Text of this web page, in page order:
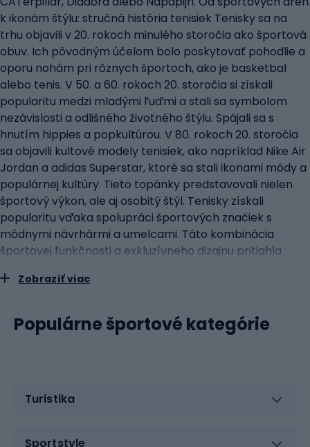
k ikonám štýlu: stručná história tenisiek Tenisky sa na
trhu objavili v 20. rokoch minulého storočia ako športová
obuv. Ich pôvodným účelom bolo poskytovať pohodlie a
oporu nohám pri rôznych športoch, ako je basketbal
alebo tenis. V 50. a 60. rokoch 20. storočia si získali
popularitu medzi mladými ľuďmi a stali sa symbolom
nezávislosti a odlišného životného štýlu. Spájali sa s
hnutím hippies a popkultúrou. V 80. rokoch 20. storočia
sa objavili kultové modely tenisiek, ako napríklad Nike Air
Jordan a adidas Superstar, ktoré sa stali ikonami módy a
populárnej kultúry. Tieto topánky predstavovali nielen
športový výkon, ale aj osobitý štýl. Tenisky získali
popularitu vďaka spolupráci športových značiek s
módnymi návrhármi a umelcami. Táto kombinácia
športovej funkčnosti a exkluzívneho dizajnu pritiahla
posledných rokoch čoraz viac značiek zameriava na
čo pomáha znižovať vplyv obuvníckeho priemyslu na
životné prostredie. kľúčové vlastnosti tenisiek Tenisky sú
zabezpečujú mäkkú chôdzu, čo je dôležité, najmä ak
Zobraziť viac
Populárne športové kategórie
Turistika
Sportstyle